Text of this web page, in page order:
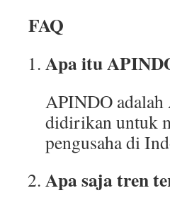
FAQ
Apa itu
APINDO adalah
didirikan untuk
pengusaha di
Apa saja tren